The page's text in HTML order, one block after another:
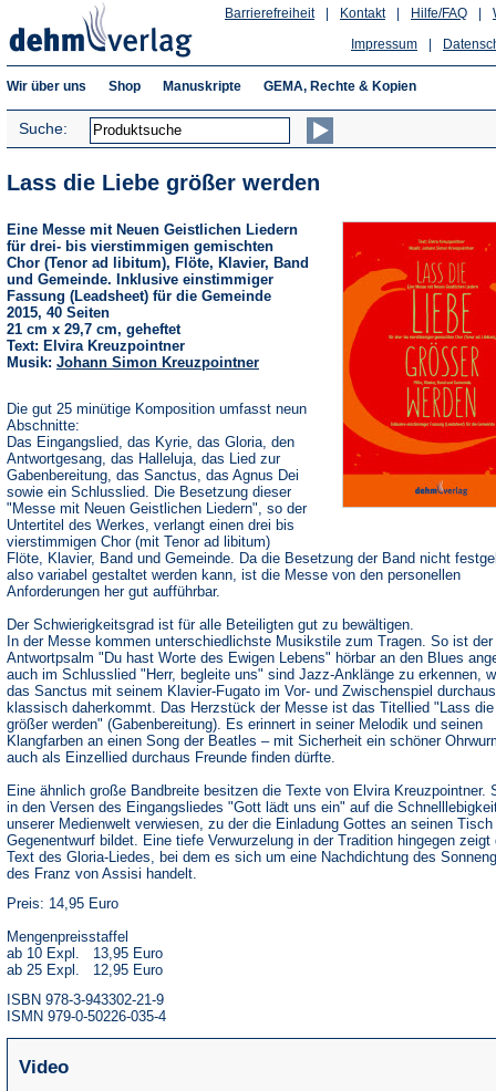
Hilfe/FAQ
Kontakt
Barrierefreiheit
Impressum
Wir über uns Shop Manuskripte GEMA, Rechte & Kopien
Suche:
Lass die Liebe größer werden
Eine Messe mit Neuen Geistlichen Liedern
für drei- bis vierstimmigen gemischten
Chor (Tenor ad libitum), Flöte, Klavier, Band
und Gemeinde. Inklusive einstimmiger
Fassung (Leadsheet) für die Gemeinde
2015, 40 Seiten
21 cm x 29,7 cm, geheftet
Text: Elvira Kreuzpointner
Musik: Johann Simon Kreuzpointner
Die gut 25 minütige Komposition umfasst neun
Abschnitte:
Das Eingangslied, das Kyrie, das Gloria, den
Antwortgesang, das Halleluja, das Lied zur
Gabenbereitung, das Sanctus, das Agnus Dei
sowie ein Schlusslied. Die Besetzung dieser
"Messe mit Neuen Geistlichen Liedern", so der
Untertitel des Werkes, verlangt einen drei bis
vierstimmigen Chor (mit Tenor ad libitum)
Flöte, Klavier, Band und Gemeinde. Da die Besetzung der Band nicht
also variabel gestaltet werden kann, ist die Messe von den personellen
Anforderungen her gut aufführbar.
Der Schwierigkeitsgrad ist für alle Beteiligten gut zu bewältigen.
In der Messe kommen unterschiedlichste Musikstile zum Tragen. So ist der
Antwortpsalm "Du hast Worte des Ewigen Lebens" hörbar an den Blues
auch im Schlusslied "Herr, begleite uns" sind Jazz-Anklänge zu erkennen,
das Sanctus mit seinem Klavier-Fugato im Vor- und Zwischenspiel durchaus
klassisch daherkommt. Das Herzstück der Messe ist das Titellied "Lass die
größer werden" (Gabenbereitung). Es erinnert in seiner Melodik und seinen
Klangfarben an einen Song der Beatles – mit Sicherheit ein schöner
auch als Einzellied durchaus Freunde finden dürfte.
Eine ähnlich große Bandbreite besitzen die Texte von Elvira Kreuzpointner.
in den Versen des Eingangsliedes "Gott lädt uns ein" auf die
unserer Medienwelt verwiesen, zu der die Einladung Gottes an seinen Tisch
Gegenentwurf bildet. Eine tiefe Verwurzelung in der Tradition hingegen zeigt
Text des Gloria-Liedes, bei dem es sich um eine Nachdichtung des
des Franz von Assisi handelt.
Preis: 14,95 Euro
Mengenpreisstaffel
ab 10 Expl. 13,95 Euro
ab 25 Expl. 12,95 Euro
ISBN 978-3-943302-21-9
ISMN 979-0-50226-035-4
Video